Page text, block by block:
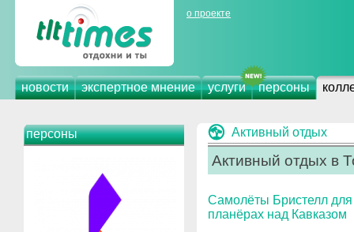
о проекте
новости экспертное мнение услуги персоны
персоны Активный отдых
Активный отдых в
Самолёты Бристелл
планёрах над Кавказом